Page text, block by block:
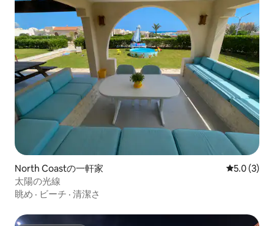
North Coastの一軒家 レビュー3
5.0 (3)
太陽の光線
眺め · ビーチ · 清潔さ